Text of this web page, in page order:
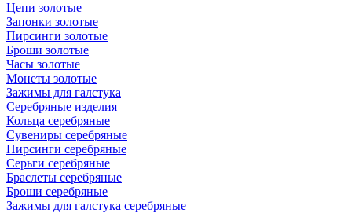
Цепи золотые
Запонки золотые
Пирсинги золотые
Броши золотые
Часы золотые
Монеты золотые
Зажимы для галстука
Серебряные изделия
Кольца серебряные
Сувениры серебряные
Пирсинги серебряные
Серьги серебряные
Браслеты серебряные
Броши серебряные
Зажимы для галстука серебряные